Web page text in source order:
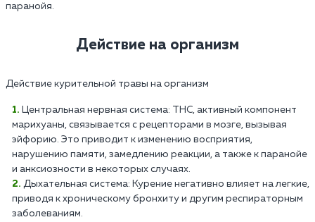
паранойя.
Действие на организм
Действие курительной травы на организм
Центральная нервная система: THC, активный компонент
марихуаны, связывается с рецепторами в мозге, вызывая
эйфорию. Это приводит к изменению восприятия,
нарушению памяти, замедлению реакции, а также к паранойе
и анксиозности в некоторых случаях.
Дыхательная система: Курение негативно влияет на легкие,
приводя к хроническому бронхиту и другим респираторным
заболеваниям.